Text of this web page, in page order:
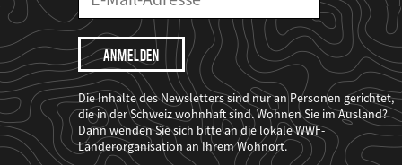
Mail
Adresse
Ich
möchte,
dass
der
WWF
mich
über
seine
Projekte
informiert.
Die Inhalte des Newsletters sind nur an Personen gerichtet,
die in der Schweiz wohnhaft sind. Wohnen Sie im Ausland?
Dann wenden Sie sich bitte an die lokale WWF-
Länderorganisation an Ihrem Wohnort.